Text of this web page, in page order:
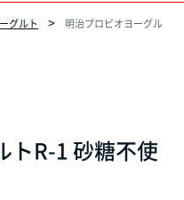
グルト
明治プロビオヨーグル
トR-1 砂糖不使